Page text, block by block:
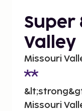
Super
Valley
Missouri
Missouri